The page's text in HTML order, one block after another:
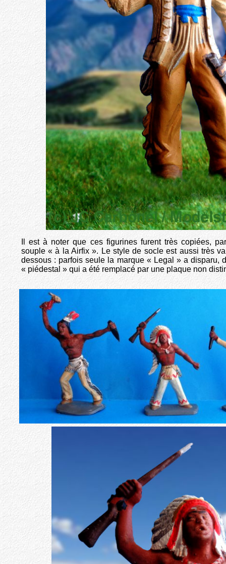
Il est à noter que ces figurines furent très copiées,
souple « à la Airfix ». Le style de socle est aussi très
dessous : parfois seule la marque « Legal » a disparu,
« piédestal » qui a été remplacé par une plaque non